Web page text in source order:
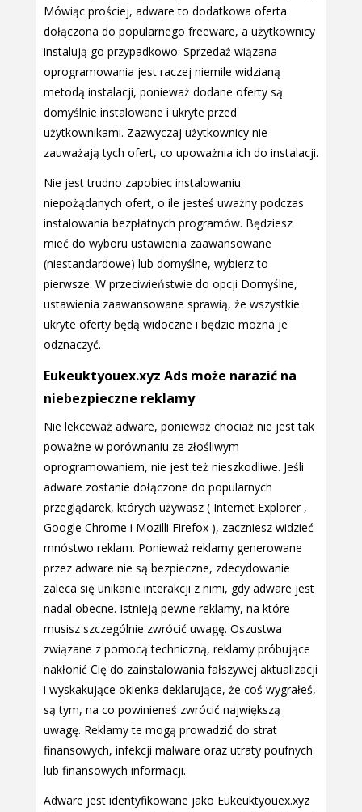
Mówiąc prościej, adware to dodatkowa oferta
dołączona do popularnego freeware, a użytkownicy
instalują go przypadkowo. Sprzedaż wiązana
oprogramowania jest raczej niemile widzianą
metodą instalacji, ponieważ dodane oferty są
domyślnie instalowane i ukryte przed
użytkownikami. Zazwyczaj użytkownicy nie
zauważają tych ofert, co upoważnia ich do instalacji.
Nie jest trudno zapobiec instalowaniu
niepożądanych ofert, o ile jesteś uważny podczas
instalowania bezpłatnych programów. Będziesz
mieć do wyboru ustawienia zaawansowane
(niestandardowe) lub domyślne, wybierz to
pierwsze. W przeciwieństwie do opcji Domyślne,
ustawienia zaawansowane sprawią, że wszystkie
ukryte oferty będą widoczne i będzie można je
odznaczyć.
Eukeuktyouex.xyz Ads może narazić na
niebezpieczne reklamy
Nie lekceważ adware, ponieważ chociaż nie jest tak
poważne w porównaniu ze złośliwym
oprogramowaniem, nie jest też nieszkodliwe. Jeśli
adware zostanie dołączone do popularnych
przeglądarek, których używasz ( Internet Explorer ,
Google Chrome i Mozilli Firefox ), zaczniesz widzieć
mnóstwo reklam. Ponieważ reklamy generowane
przez adware nie są bezpieczne, zdecydowanie
zaleca się unikanie interakcji z nimi, gdy adware jest
nadal obecne. Istnieją pewne reklamy, na które
musisz szczególnie zwrócić uwagę. Oszustwa
związane z pomocą techniczną, reklamy próbujące
nakłonić Cię do zainstalowania fałszywej aktualizacji
i wyskakujące okienka deklarujące, że coś wygrałeś,
są tym, na co powinieneś zwrócić największą
uwagę. Reklamy te mogą prowadzić do strat
finansowych, infekcji malware oraz utraty poufnych
lub finansowych informacji.
Adware jest identyfikowane jako Eukeuktyouex.xyz